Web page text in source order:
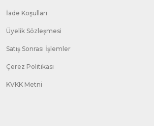
İade Koşulları
Üyelik Sözleşmesi
Satış Sonrası İşlemler
Çerez Politikası
KVKK Metni